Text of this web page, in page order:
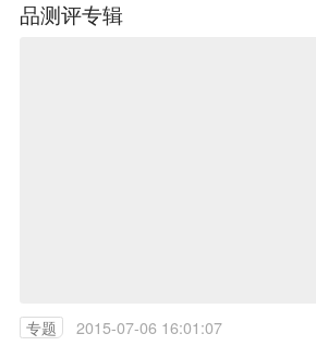
品测评专辑
专题 2015-07-06 16:01:07